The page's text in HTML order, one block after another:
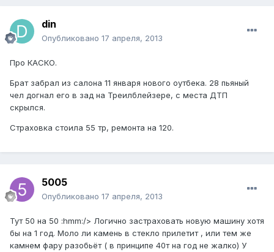
din
Опубликовано 17 апреля, 2013
Про КАСКО.
Брат забрал из салона 11 января нового оутбека. 28 пьяный
чел догнал его в зад на Треилблейзере, с места ДТП
скрылся.
Страховка стоила 55 тр, ремонта на 120.
5005
Опубликовано 17 апреля, 2013
Тут 50 на 50 :hmm:/> Логично застраховать новую машину хотя
бы на 1 год. Моло ли камень в стекло прилетит , или тем же
камнем фару разобьёт ( в принципе 40т на год не жалко) У